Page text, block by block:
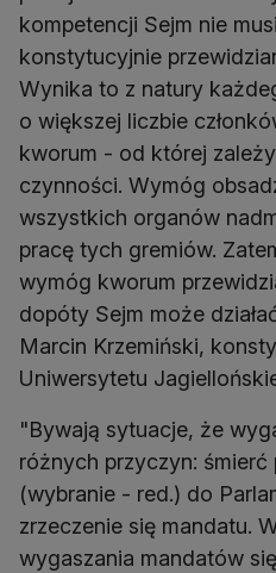
kompetencji Sejm nie
konstytucyjnie
Wynika to z natury
o większej liczbie
kworum - od której
czynności. Wymóg
wszystkich organów
pracę tych gremiów.
wymóg kworum
dopóty Sejm może
Marcin Krzemiński,
Uniwersytetu
"Bywają sytuacje, że
różnych przyczyn: śmierć
(wybranie - red.) do
zrzeczenie się mandatu.
wygaszania mandatów